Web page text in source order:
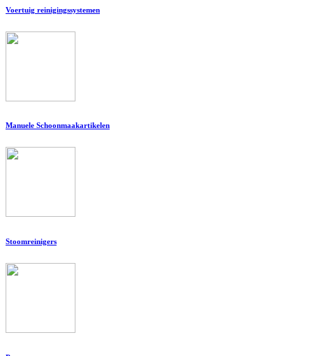
Voertuig reinigingssystemen
Manuele Schoonmaakartikelen
Stoomreinigers